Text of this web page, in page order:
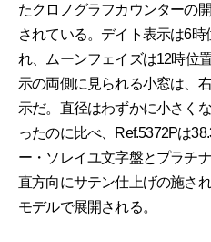
たクロノグラフカウンターの
されている。デイト表示は6
れ、ムーンフェイズは12時位
示の両側に見られる小窓は、
示だ。直径はわずかに小さく
ったのに比べ、Ref.5372Pは
ー・ソレイユ文字盤とプラチ
直方向にサテン仕上げの施さ
モデルで展開される。